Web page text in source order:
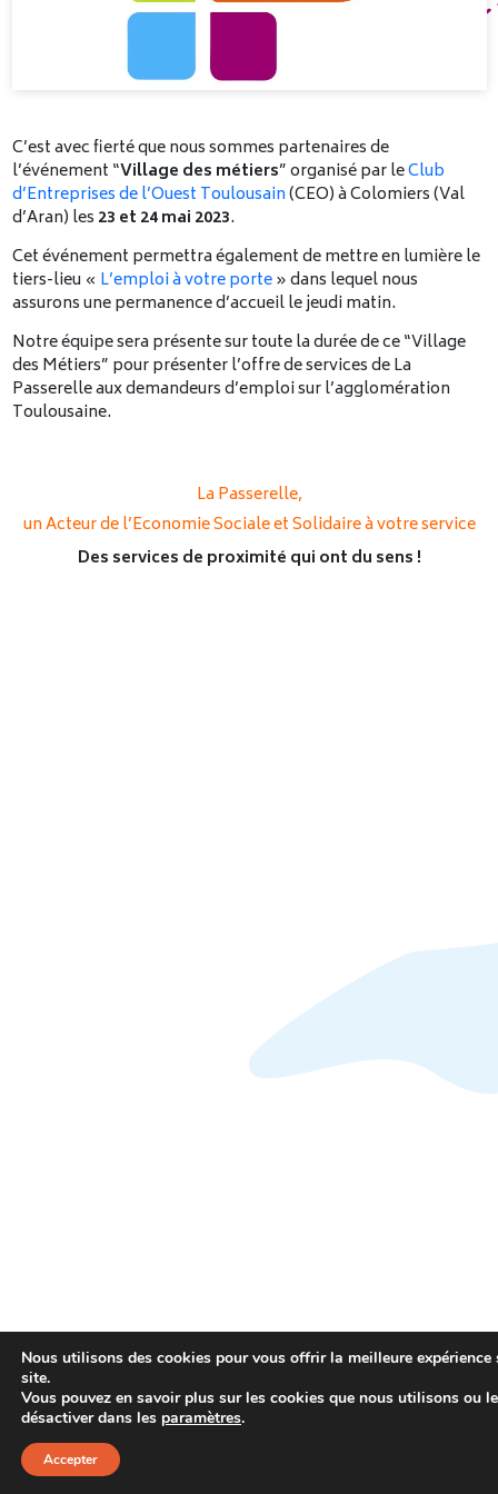
C’est avec fierté que nous sommes partenaires de
l’événement “Village des métiers” organisé par leClub
d’Entreprises de l’Ouest Toulousain(CEO) à Colomiers (Val
d’Aran) les 23 et 24 mai 2023.
Cet événement permettra également de mettre en lumière le
tiers-lieu « L’emploi à votre porte» dans lequel nous
assurons une permanence d’accueil le jeudi matin.
Notre équipe sera présente sur toute la durée de ce “Village
des Métiers” pour présenter l’offre de services de La
Passerelle aux demandeurs d’emploi sur l’agglomération
Toulousaine.
La Passerelle,
un Acteur de l’Economie Sociale et Solidaire à votre service
Des services de proximité qui ont du sens !
Nous utilisons des cookies pour vous offrir la meilleure expérience
site.
Vous pouvez en savoir plus sur les cookies que nous utilisons ou
désactiver dans les paramètres.
Accepter